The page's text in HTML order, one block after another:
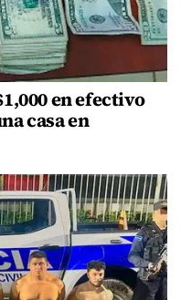
en efectivo
casa en